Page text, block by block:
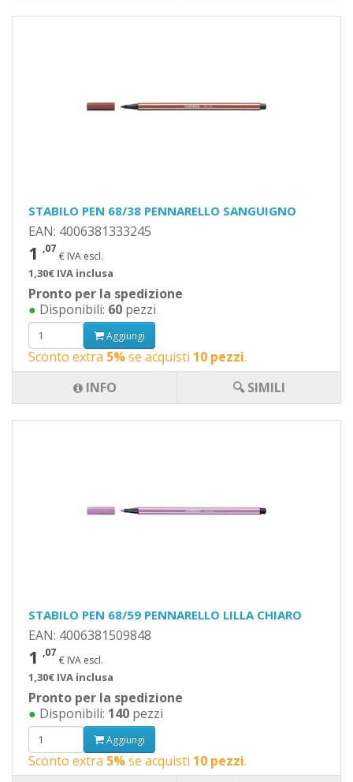
STABILO PEN 68/38 PENNARELLO SANGUIGNO
EAN: 4006381333245
1 ,07
€ IVA escl.
1,30€ IVA inclusa
Pronto per la spedizione
● Disponibili: 60 pezzi
Aggiungi
Sconto extra 5%se acquisti 10 pezzi.
INFO
🔍 SIMILI
STABILO PEN 68/59 PENNARELLO LILLA CHIARO
EAN: 4006381509848
1 ,07
€ IVA escl.
1,30€ IVA inclusa
Pronto per la spedizione
● Disponibili: 140 pezzi
Aggiungi
Sconto extra 5%se acquisti 10 pezzi.